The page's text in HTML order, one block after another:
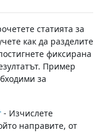
статията за
как да разделите
фиксирана
Пример
за
- Изчислете
направите, от